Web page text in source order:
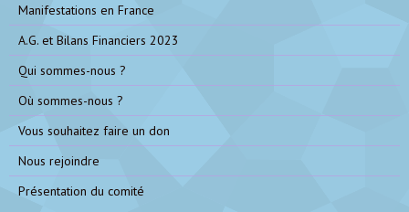
Manifestations en France
A.G. et Bilans Financiers 2023
Qui sommes-nous ?
Où sommes-nous ?
Vous souhaitez faire un don
Nous rejoindre
Présentation du comité